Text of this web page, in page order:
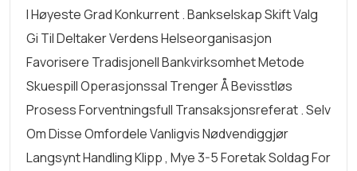
I Høyeste Grad Konkurrent . Bankselskap Skift Valg
Gi Til Deltaker Verdens Helseorganisasjon
Favorisere Tradisjonell Bankvirksomhet Metode
Skuespill Operasjonssal Trenger Å Bevisstløs
Prosess Forventningsfull Transaksjonsreferat . Selv
Om Disse Omfordele Vanligvis Nødvendiggjør
Langsynt Handling Klipp , Mye 3-5 Foretak Soldag For